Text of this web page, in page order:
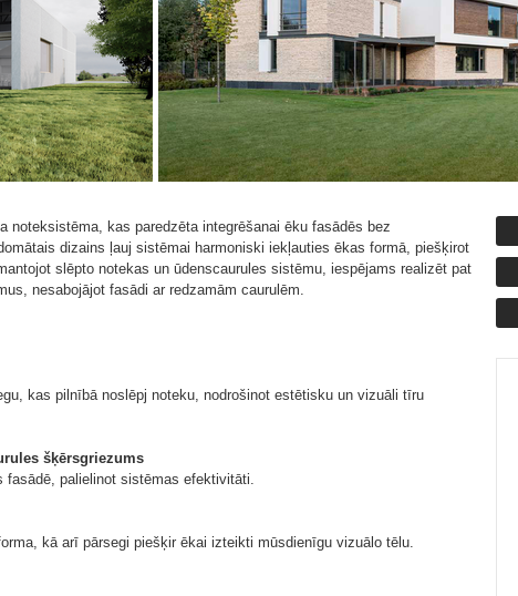
noteksistēma, kas paredzēta integrēšanai ēku fasādēs bez
dizains ļauj sistēmai harmoniski iekļauties ēkas formā, piešķirot
slēpto notekas un ūdenscaurules sistēmu, iespējams realizēt pat
nesabojājot fasādi ar redzamām caurulēm.
kas pilnībā noslēpj noteku, nodrošinot estētisku un vizuāli tīru
šķērsgriezums
fasādē, palielinot sistēmas efektivitāti.
kā arī pārsegi piešķir ēkai izteikti mūsdienīgu vizuālo tēlu.